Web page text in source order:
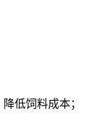
低饲料成本；